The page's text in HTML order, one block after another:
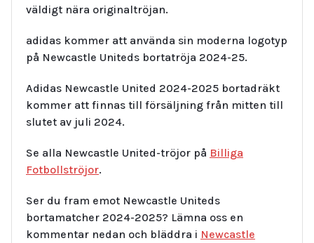
väldigt nära originaltröjan.
adidas kommer att använda sin moderna logotyp
på Newcastle Uniteds bortatröja 2024-25.
Adidas Newcastle United 2024-2025 bortadräkt
kommer att finnas till försäljning från mitten till
slutet av juli 2024.
Se alla Newcastle United-tröjor på Billiga
Fotbollströjor.
Ser du fram emot Newcastle Uniteds
bortamatcher 2024-2025? Lämna oss en
kommentar nedan och bläddra i Newcastle